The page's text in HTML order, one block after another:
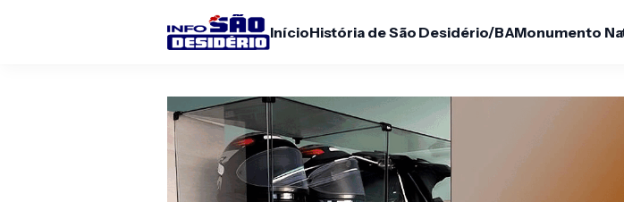
InícioHistória de São Desidério/BAMonumento